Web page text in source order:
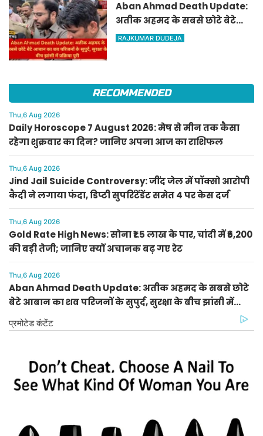
Aban Ahmad Death Update:
अतीक अहमद के सबसे छोटे बेटे
आबान का शव परिजनों के सुपुर्द,
RAJKUMAR DUDEJA
RECOMMENDED
Thu,6 Aug 2026
Daily Horoscope 7 August 2026: मेष से मीन तक कैसा
रहेगा शुक्रवार का दिन? जानिए अपना आज का राशिफल
Thu,6 Aug 2026
Jind Jail Suicide Controversy: जींद जेल में पॉक्सो आरोपी
कैदी ने लगाया फंदा, डिप्टी सुपरिंटेंडेंट समेत 4 पर केस दर्ज
Thu,6 Aug 2026
Gold Rate High News: सोना ₹1.5 लाख के पार, चांदी में ₹6,200
की बड़ी तेजी; जानिए क्यों अचानक बढ़ गए रेट
Thu,6 Aug 2026
Aban Ahmad Death Update: अतीक अहमद के सबसे छोटे
बेटे आबान का शव परिजनों के सुपुर्द, सुरक्षा के बीच झांसी में
प्रक्रिया पूरी